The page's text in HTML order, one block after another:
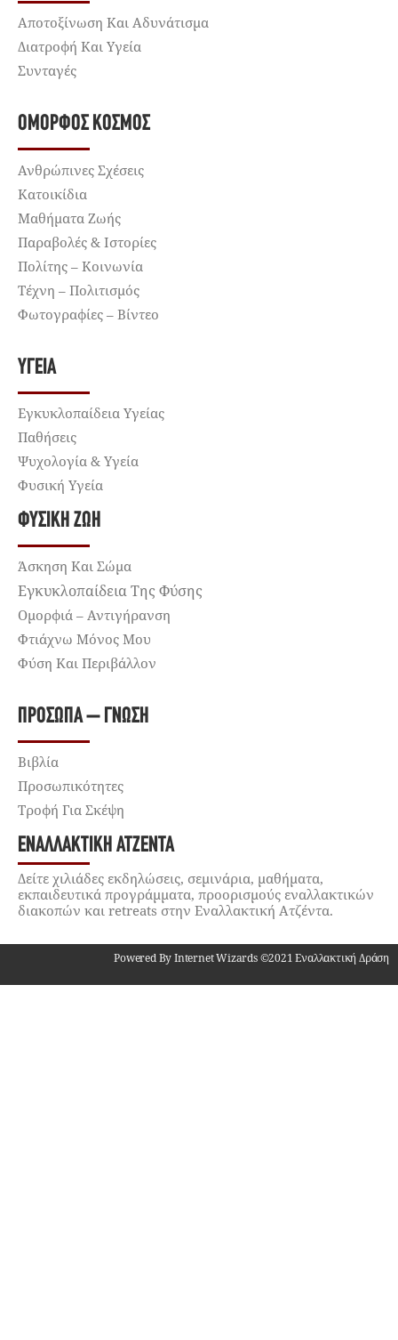
Αποτοξίνωση Και Αδυνάτισμα
Διατροφή Και Υγεία
Συνταγές
ΌΜΟΡΦΟΣ ΚΌΣΜΟΣ
Ανθρώπινες Σχέσεις
Κατοικίδια
Μαθήματα Ζωής
Παραβολές & Ιστορίες
Πολίτης – Κοινωνία
Τέχνη – Πολιτισμός
Φωτογραφίες – Βίντεο
ΥΓΕΊΑ
Εγκυκλοπαίδεια Υγείας
Παθήσεις
Ψυχολογία & Υγεία
Φυσική Υγεία
ΦΥΣΙΚΉ ΖΩΉ
Άσκηση Και Σώμα
Εγκυκλοπαίδεια Της Φύσης
Ομορφιά – Αντιγήρανση
Φτιάχνω Μόνος Μου
Φύση Και Περιβάλλον
ΠΡΌΣΩΠΑ – ΓΝΏΣΗ
Βιβλία
Προσωπικότητες
Τροφή Για Σκέψη
ΕΝΑΛΛΑΚΤΙΚΉ ΑΤΖΈΝΤΑ
Δείτε χιλιάδες εκδηλώσεις, σεμινάρια, μαθήματα,
εκπαιδευτικά προγράμματα, προορισμούς εναλλακτικών
διακοπών και retreats στην Εναλλακτική Ατζέντα.
Powered By Internet Wizards ©2021 Εναλλακτική Δράση